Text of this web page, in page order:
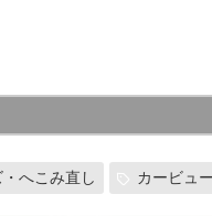
・へこみ直し カービュ